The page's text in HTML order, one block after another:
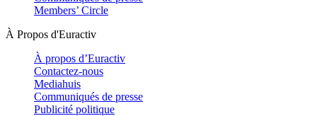
Members’ Circle
À Propos d'Euractiv
À propos d’Euractiv
Contactez-nous
Mediahuis
Communiqués de presse
Publicité politique